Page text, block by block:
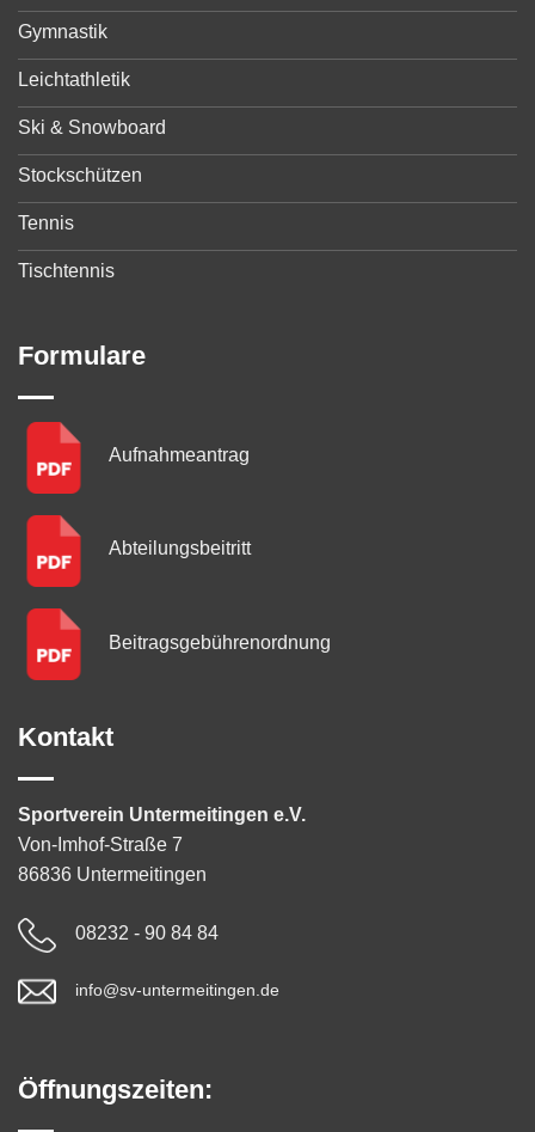
Gymnastik
Leichtathletik
Ski & Snowboard
Stockschützen
Tennis
Tischtennis
Formulare
Aufnahmeantrag
Abteilungsbeitritt
Beitragsgebühren­ordnung
Kontakt
Sportverein Untermeitingen e.V.
Von-Imhof-Straße 7
86836 Untermeitingen
08232 - 90 84 84
info@sv-untermeitingen.de
Öffnungszeiten: